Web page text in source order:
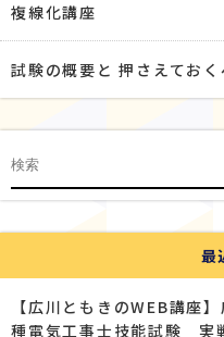
複線化講座
試験の概要と 押さえてお
最
【広川ともきのWEB講
種電気工事士技能試験 実